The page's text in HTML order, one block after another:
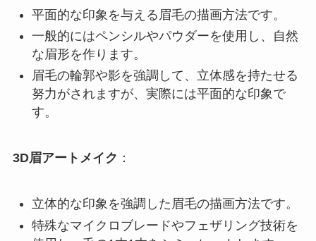
平面的な印象を与える眉毛の描画方法です。
一般的にはペンシルやパウダーを使用し、自然
な眉形を作ります。
眉毛の輪郭や影を強調して、立体感を持たせる
努力がされますが、実際には平面的な印象で
す。
3D眉アートメイク ：
立体的な印象を強調した眉毛の描画方法です。
特殊なマイクロブレードやフェザリング技術を